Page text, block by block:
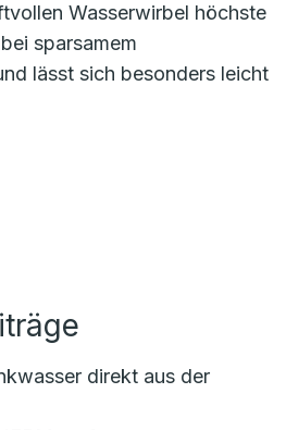
Wasserwirbel höchste
sparsamem
lässt sich besonders leicht
direkt aus der